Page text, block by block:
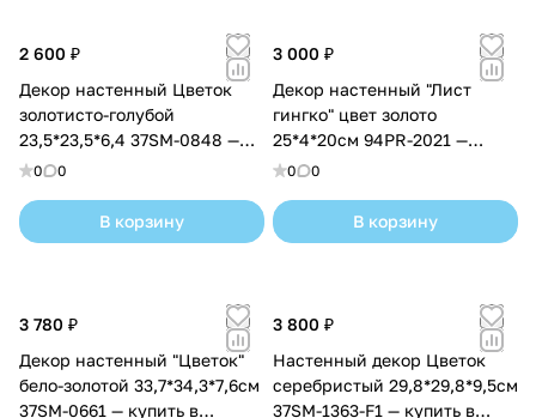
2 600 ₽
Декор настенный Цветок
золотисто-голубой
23,5*23,5*6,4 37SM-0848 —
купить в Ставрополе с
0 0
В корзину
3 000 ₽
Декор настенный "Лист
гингко" цвет золото
25*4*20см 94PR-2021 —
купить в Ставрополе с
0 0
В корзину
3 780 ₽
Декор настенный "Цветок"
бело-золотой 33,7*34,3*7,6см
37SM-0661 — купить в
3 800 ₽
Настенный декор Цветок
серебристый 29,8*29,8*9,5см
37SM-1363-F1 — купить в